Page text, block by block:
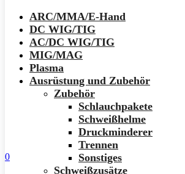
ARC/MMA/E-Hand
DC WIG/TIG
AC/DC WIG/TIG
MIG/MAG
Plasma
Ausrüstung und Zubehör
Zubehör
Schlauchpakete
Schweißhelme
Druckminderer
Trennen
Sonstiges
Schweißzusätze
0